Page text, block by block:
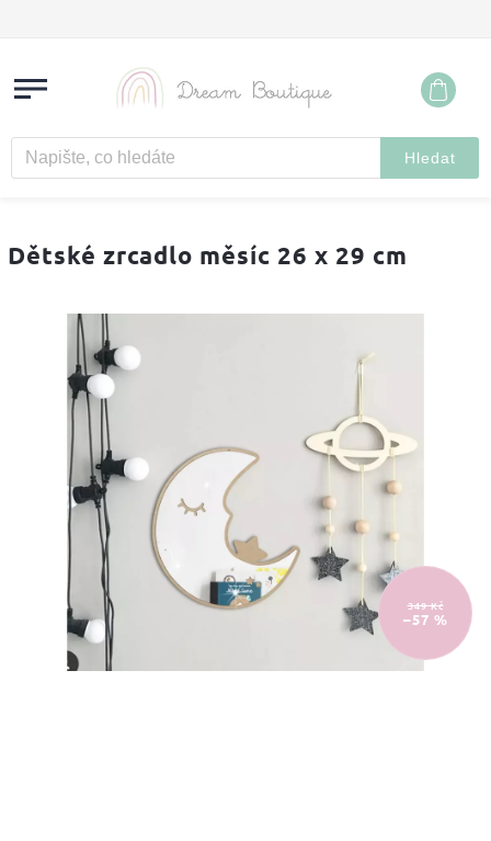
Hledat
Dětské zrcadlo měsíc 26 x 29 cm
349 Kč
–57 %